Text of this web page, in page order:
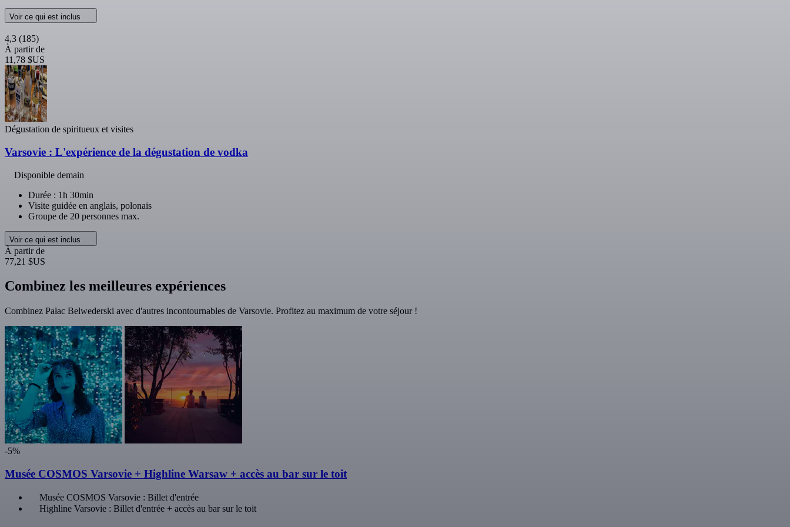
Voir ce qui est inclus
4,3 (185)
À partir de
11,78 $US
Dégustation de spiritueux et visites
Varsovie : L'expérience de la dégustation de vodka
Disponible demain
Durée : 1h 30min
Visite guidée en anglais, polonais
Groupe de 20 personnes max.
Voir ce qui est inclus
À partir de
77,21 $US
Combinez les meilleures expériences
Combinez Pałac Belwederski avec d'autres incontournables de Varsovie. Profitez au maximum de votre séjour !
-5%
Musée COSMOS Varsovie + Highline Warsaw + accès au bar sur le toit
Musée COSMOS Varsovie : Billet d'entrée
Highline Varsovie : Billet d'entrée + accès au bar sur le toit